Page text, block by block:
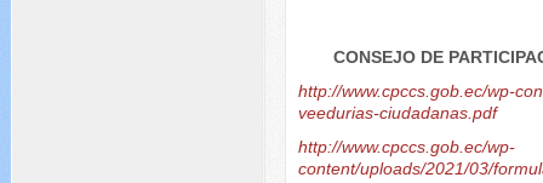
CONSEJO DE
http://www.cpccs.gob.ec/wp-
veedurias-ciudadanas.pdf
http://www.cpccs.gob.ec/wp-
content/uploads/2021/03/